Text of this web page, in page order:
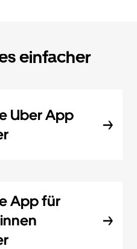
einfacher
Uber App
App für